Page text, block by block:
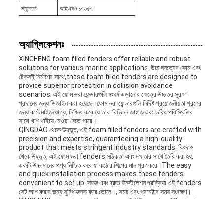
স্ট্যান্ডার্ড
আইএসও ১৭৩৫৭
অ্যাপ্লিকেশনঃ
XINCHENG foam filled fenders offer reliable and robust
solutions for various marine applications. উচ্চ ঘনত্বের ফোম এবং
টেকসই নির্মাণের সাথে,these foam filled fenders are designed to
provide superior protection in collision avoidance
scenarios. এই ফোম ভরা ফেন্ডারগুলি সংঘর্ষ এড়ানোর ক্ষেত্রে উচ্চতর সুরক্ষা
প্রদানের জন্য ডিজাইন করা হয়েছে।ফোম ভরা ফেন্ডারগুলি নির্দিষ্ট প্রয়োজনীয়তা পূরণের
জন্য কাস্টমাইজযোগ্য, নিশ্চিত করে যে তারা বিভিন্ন জাহাজ এবং ডকিং পরিস্থিতির
সাথে খাপ খাইয়ে নেওয়া যেতে পারে।
QINGDAO থেকে উদ্ভূত, এই foam filled fenders are crafted with
precision and expertise, guaranteeing a high-quality
product that meets stringent industry standards. কিংদাও
থেকে উদ্ভূত, এই ফোম ভরা fenders সঠিকতা এবং দক্ষতার সাথে তৈরি করা হয়,
একটি উচ্চ মানের পণ্য নিশ্চিত করে যা কঠোর শিল্পের মান পূরণ করে।The easy
and quick installation process makes these fenders
convenient to set up. সহজ এবং দ্রুত ইনস্টলেশন প্রক্রিয়া এই fenders
সেট আপ করার জন্য সুবিধাজনক করে তোলে।, সময় এবং প্রচেষ্টার সময় সংরক্ষণ।